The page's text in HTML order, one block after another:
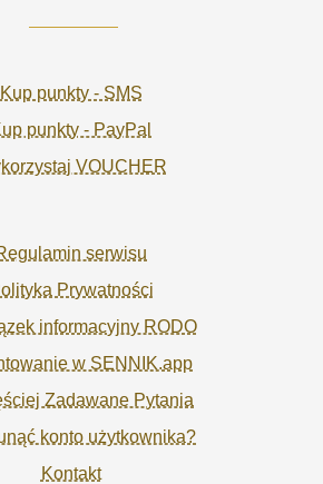
Kup punkty - SMS
punkty - PayPal
VOUCHER
serwisu
Prywatności
informacyjny RODO
w SENNIK.app
Zadawane Pytania
konto użytkownika?
Kontakt